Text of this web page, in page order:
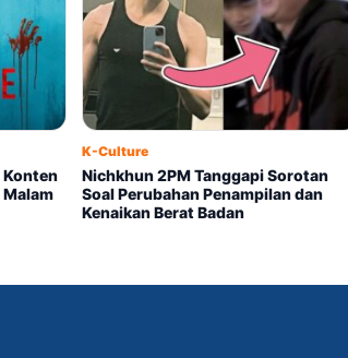
Konten
K-Culture
Nichkhun 2PM Tanggapi Sorotan
Soal Perubahan Penampilan dan
Kenaikan Berat Badan